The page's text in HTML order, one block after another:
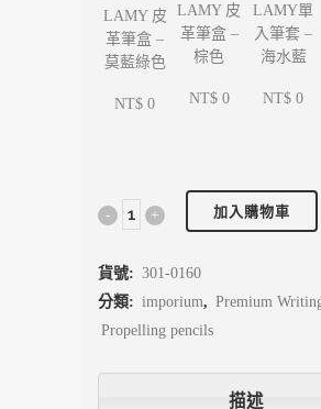
LAMY 皮
革筆盒 –
莫藍綠色
NT$ 0
LAMY 皮
革筆盒 –
棕色
NT$ 0
LAMY單
入筆套 –
海水藍
NT$ 0
加入購物車
貨號: 301-0160
分類: imporium, Premium
Propelling pencils
描述